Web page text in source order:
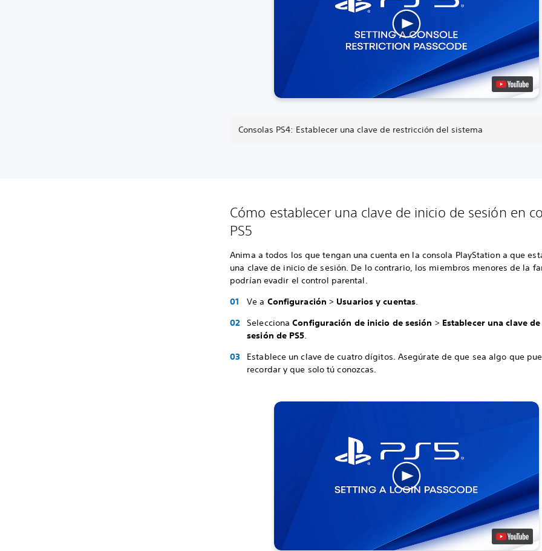
Consolas PS4: Establecer una clave de restricción del sistema
Cómo establecer una clave de inicio de sesión en
PS5
Anima a todos los que tengan una cuenta en la consola PlayStation a que
una clave de inicio de sesión. De lo contrario, los miembros menores de la
podrían evadir el control parental.
Ve a Configuración > Usuarios y cuentas.
Selecciona Configuración de inicio de sesión > Establecer una clave
sesión de PS5.
Establece un clave de cuatro dígitos. Asegúrate de que sea algo que
recordar y que solo tú conozcas.